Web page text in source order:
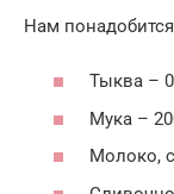
Нам
Тыква –
Мука –
Молоко,